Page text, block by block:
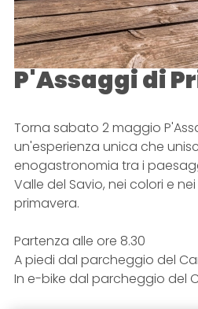
P'Assaggi di
Torna sabato 2 maggio
un'esperienza unica che
enogastronomia tra i
Valle del Savio, nei colori e
primavera.
Partenza alle ore 8.30
A piedi dal parcheggio del
In e-bike dal parcheggio del